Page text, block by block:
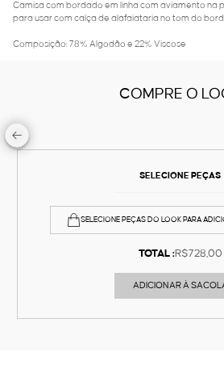
Camisa com bordado em linha com aviamento na
para usar com calça de alafaiataria no tom do
Composição: 78% Algodão e 22% Viscose
COMPRE O
SELECIONE PEÇAS
SELECIONE PEÇAS DO LOOK PARA
TOTAL :R$728,00
ADICIONAR À